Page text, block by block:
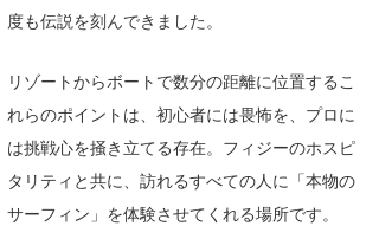
度も伝説を刻んできました。
リゾートからボートで数分の距離に位置するこ
れらのポイントは、初心者には畏怖を、プロに
は挑戦心を掻き立てる存在。フィジーのホスピ
タリティと共に、訪れるすべての人に「本物の
サーフィン」を体験させてくれる場所です。
DELTA FORCE SURF
CBA Films
熊谷素子
進士剛光
田原啓江
植村未来
Aichan
chan-U
ECE